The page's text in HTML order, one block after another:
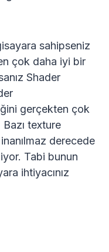
sahipseniz
çok daha iyi bir
Shader
gerçekten çok
texture
derecede
Tabi bunun
ihtiyacınız